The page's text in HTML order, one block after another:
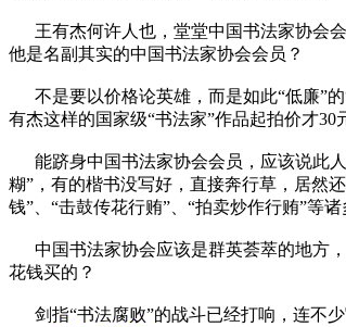
王有杰何许人也，堂堂中国书法家协会会
他是名副其实的中国书法家协会会员？
不是要以价格论英雄，而是如此“低廉”的
有杰这样的国家级“书法家”作品起拍价才30
能跻身中国书法家协会会员，应该说此人
糊”，有的楷书没写好，直接奔行草，居然
钱”、“击鼓传花行贿”、“拍卖炒作行贿”等诸
中国书法家协会应该是群英荟萃的地方，
花钱买的？
剑指“书法腐败”的战斗已经打响，连不少